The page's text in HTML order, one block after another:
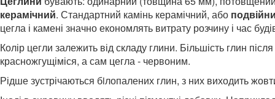
керамічний. Стандартний камінь керамічний, або
цегла і камені значно економлять витрату розчину і час
Колір цегли залежить від складу глини. Більшість глин
красножгущіміся, а сам цегла - червоним.
Рідше зустрічаються бiлопалених глин, з них виходить